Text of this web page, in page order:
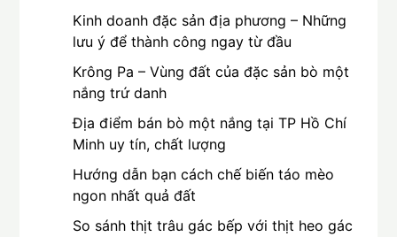
Kinh doanh đặc sản địa phương – Những
lưu ý để thành công ngay từ đầu
Krông Pa – Vùng đất của đặc sản bò một
nắng trứ danh
Địa điểm bán bò một nắng tại TP Hồ Chí
Minh uy tín, chất lượng
Hướng dẫn bạn cách chế biến táo mèo
ngon nhất quả đất
So sánh thịt trâu gác bếp với thịt heo gác